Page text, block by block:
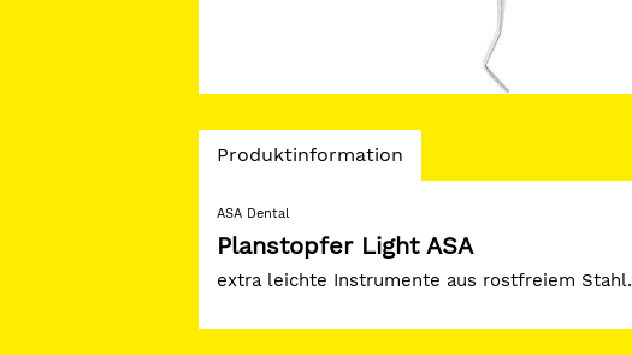
Current
Produktinformation
ASA Dental
Planstopfer Light ASA
extra leichte Instrumente aus rostfreiem Stahl.